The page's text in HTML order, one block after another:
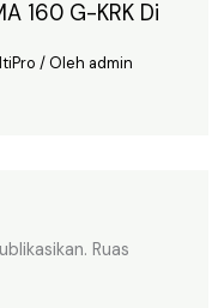
160 G-KRK Di
/ Oleh admin
Ruas